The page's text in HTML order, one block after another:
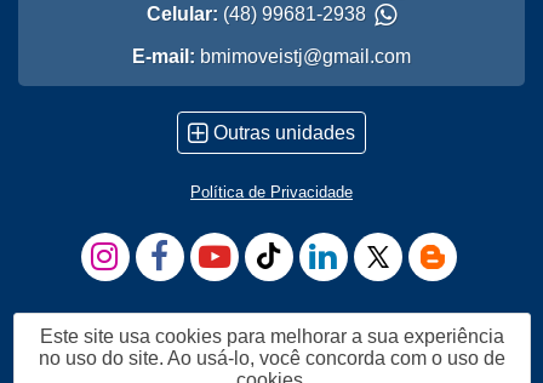
Celular: (48) 99681-2938
E-mail: bmimoveistj@gmail.com
Outras unidades
Política de Privacidade
Este site usa cookies para melhorar a sua experiência
no uso do site. Ao usá-lo, você concorda com o uso de